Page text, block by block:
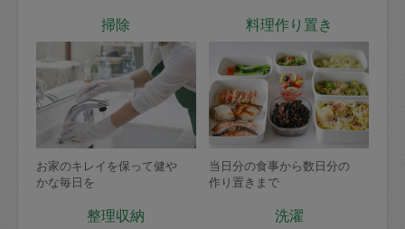
掃除
お家のキレイを保って健や
かな毎日を
料理作り置き
当日分の食事から数日分の
作り置きまで
整理収納 洗濯